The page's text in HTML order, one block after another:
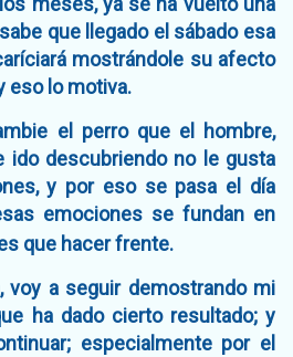
que llegado el sábado esa
mostrándole su afecto
eso lo motiva.
el perro que el hombre,
ido descubriendo no le gusta
y por eso se pasa el día
emociones se fundan en
que hacer frente.
voy a seguir demostrando mi
ha dado cierto resultado; y
especialmente por el